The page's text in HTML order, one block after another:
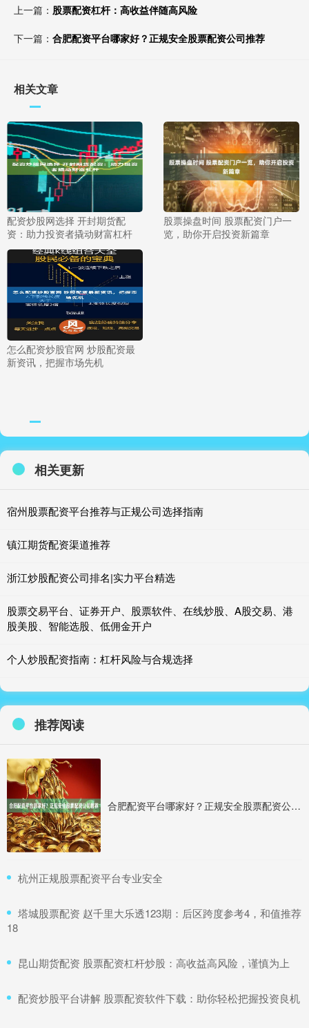
上一篇： 股票配资杠杆：高收益伴随高风险
下一篇： 合肥配资平台哪家好？正规安全股票配资公司推荐
相关文章
配资炒股网选择 开封期货配
资：助力投资者撬动财富杠杆
股票操盘时间 股票配资门户一
览，助你开启投资新篇章
怎么配资炒股官网 炒股配资最
新资讯，把握市场先机
相关更新
宿州股票配资平台推荐与正规公司选择指南
镇江期货配资渠道推荐
浙江炒股配资公司排名|实力平台精选
股票交易平台、证券开户、股票软件、在线炒股、A股交易、港
股美股、智能选股、低佣金开户
个人炒股配资指南：杠杆风险与合规选择
推荐阅读
合肥配资平台哪家好？正规安全股票配资公司推荐
​杭州正规股票配资平台专业安全
​塔城股票配资 赵千里大乐透123期：后区跨度参考4，和值推荐
18
​昆山期货配资 股票配资杠杆炒股：高收益高风险，谨慎为上
​配资炒股平台讲解 股票配资软件下载：助你轻松把握投资良机